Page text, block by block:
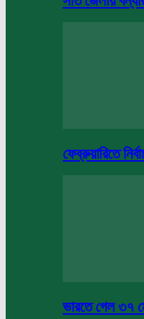
ফেব্রুয়ারিতে
ভারতে গেল ৩৭